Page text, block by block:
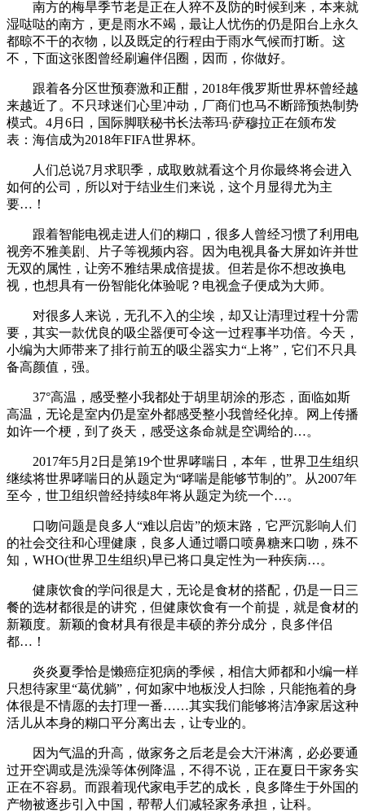
南方的梅旱季节老是正在人猝不及防的时候到来，本来就
湿哒哒的南方，更是雨水不竭，最让人忧伤的仍是阳台上永久
都晾不干的衣物，以及既定的行程由于雨水气候而打断。这
不，下面这张图曾经刷遍伴侣圈，因而，你做好。
跟着各分区世预赛激和正酣，2018年俄罗斯世界杯曾经越
来越近了。不只球迷们心里冲动，厂商们也马不断蹄预热制势
模式。4月6日，国际脚联秘书长法蒂玛·萨穆拉正在颁布发
表：海信成为2018年FIFA世界杯。
人们总说7月求职季，成取败就看这个月你最终将会进入
如何的公司，所以对于结业生们来说，这个月显得尤为主
要…！
跟着智能电视走进人们的糊口，很多人曾经习惯了利用电
视旁不雅美剧、片子等视频内容。因为电视具备大屏如许并世
无双的属性，让旁不雅结果成倍提拔。但若是你不想改换电
视，也想具有一份智能化体验呢？电视盒子便成为大师。
对很多人来说，无孔不入的尘埃，却又让清理过程十分需
要，其实一款优良的吸尘器便可令这一过程事半功倍。今天，
小编为大师带来了排行前五的吸尘器实力“上将”，它们不只具
备高颜值，强。
37°高温，感受整小我都处于胡里胡涂的形态，面临如斯
高温，无论是室内仍是室外都感受整小我曾经化掉。网上传播
如许一个梗，到了炎天，感受这条命就是空调给的…。
2017年5月2日是第19个世界哮喘日，本年，世界卫生组织
继续将世界哮喘日的从题定为“哮喘是能够节制的”。从2007年
至今，世卫组织曾经持续8年将从题定为统一个…。
口吻问题是良多人“难以启齿”的烦末路，它严沉影响人们
的社会交往和心理健康，良多人通过嚼口喷鼻糖来口吻，殊不
知，WHO(世界卫生组织)早已将口臭定性为一种疾病…。
健康饮食的学问很是大，无论是食材的搭配，仍是一日三
餐的选材都很是的讲究，但健康饮食有一个前提，就是食材的
新颖度。新颖的食材具有很是丰硕的养分成分，良多伴侣
都…！
炎炎夏季恰是懒癌症犯病的季候，相信大师都和小编一样
只想待家里“葛优躺”，何如家中地板没人扫除，只能拖着的身
体很是不情愿的去打理一番……其实我们能够将洁净家居这种
活儿从本身的糊口平分离出去，让专业的。
因为气温的升高，做家务之后老是会大汗淋漓，必必要通
过开空调或是洗澡等体例降温，不得不说，正在夏日干家务实
正在不容易。而跟着现代家电手艺的成长，良多降生于外国的
产物被逐步引入中国，帮帮人们减轻家务承担，让科。